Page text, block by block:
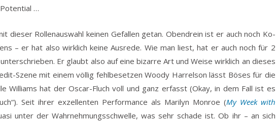
…
dieser Rollenauswahl keinen Gefallen getan. Obendrein ist er auch noch Ko-
– er hat also wirklich keine Ausrede. Wie man liest, hat er auch noch für 2
Er glaubt also auf eine bizarre Art und Weise wirklich an dieses
Szene mit einem völlig fehlbesetzen Woody Harrelson lässt Böses für die
Williams hat der Oscar-Fluch voll und ganz erfasst (Okay, in dem Fall ist es
Seit ihrer exzellenten Performance als Marilyn Monroe (My Week with
unter der Wahrnehmungsschwelle, was sehr schade ist. Ob ihr – an sich